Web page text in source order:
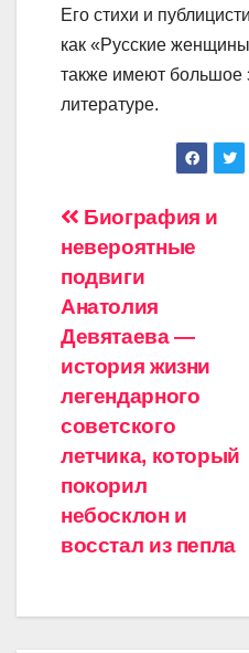
Его стихи и
как «Русские
также имеют большое
литературе.
Навигация
по
записям
Биография и
невероятные
подвиги
Анатолия
Девятаева —
история жизни
легендарного
советского
летчика, который
покорил
небосклон и
восстал из пепла